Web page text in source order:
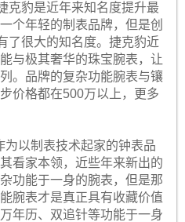
克豹是近年来知名度提升最
个年轻的制表品牌，但是创
了很大的知名度。捷克豹近
与极其奢华的珠宝腕表，让
。品牌的复杂功能腕表与镶
价格都在500万以上，更多
为以制表技术起家的钟表品
看家本领，近些年来新出的
功能于一身的腕表，但是那
腕表才是真正具有收藏价值
年历、双追针等功能于一身